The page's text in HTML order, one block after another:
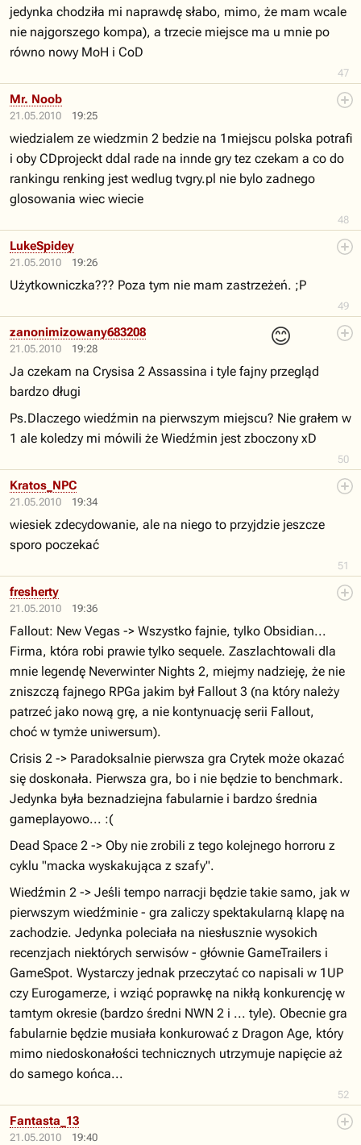
47
jedynka chodziła mi naprawdę słabo, mimo, że mam wcale
nie najgorszego kompa), a trzecie miejsce ma u mnie po
równo nowy MoH i CoD
21.05.2010 19:25
48
Mr. Noob
wiedzialem ze wiedzmin 2 bedzie na 1miejscu polska potrafi
i oby CDprojeckt ddal rade na innde gry tez czekam a co do
rankingu renking jest wedlug tvgry.pl nie bylo zadnego
glosowania wiec wiecie
21.05.2010 19:26
49
LukeSpidey
Użytkowniczka??? Poza tym nie mam zastrzeżeń. ;P
21.05.2010 19:28
😊
50
zanonimizowany683208
Ja czekam na Crysisa 2 Assassina i tyle fajny przegląd
bardzo długi
Ps.Dlaczego wiedźmin na pierwszym miejscu? Nie grałem w
1 ale koledzy mi mówili że Wiedźmin jest zboczony xD
21.05.2010 19:34
51
Kratos_NPC
wiesiek zdecydowanie, ale na niego to przyjdzie jeszcze
sporo poczekać
21.05.2010 19:36
52
fresherty
Fallout: New Vegas -> Wszystko fajnie, tylko Obsidian...
Firma, która robi prawie tylko sequele. Zaszlachtowali dla
mnie legendę Neverwinter Nights 2, miejmy nadzieję, że nie
zniszczą fajnego RPGa jakim był Fallout 3 (na który należy
patrzeć jako nową grę, a nie kontynuację serii Fallout,
choć w tymże uniwersum).
Crisis 2 -> Paradoksalnie pierwsza gra Crytek może okazać
się doskonała. Pierwsza gra, bo i nie będzie to benchmark.
Jedynka była beznadziejna fabularnie i bardzo średnia
gameplayowo... :(
Dead Space 2 -> Oby nie zrobili z tego kolejnego horroru z
cyklu "macka wyskakująca z szafy".
Wiedźmin 2 -> Jeśli tempo narracji będzie takie samo, jak w
pierwszym wiedźminie - gra zaliczy spektakularną klapę na
zachodzie. Jedynka poleciała na niesłusznie wysokich
recenzjach niektórych serwisów - głównie GameTrailers i
GameSpot. Wystarczy jednak przeczytać co napisali w 1UP
czy Eurogamerze, i wziąć poprawkę na nikłą konkurencję w
tamtym okresie (bardzo średni NWN 2 i ... tyle). Obecnie gra
fabularnie będzie musiała konkurować z Dragon Age, który
mimo niedoskonałości technicznych utrzymuje napięcie aż
do samego końca...
21.05.2010 19:40
Fantasta_13